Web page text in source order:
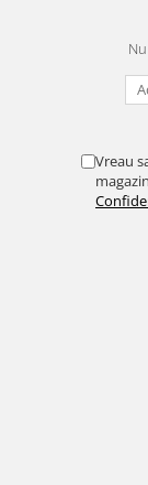
Vreau